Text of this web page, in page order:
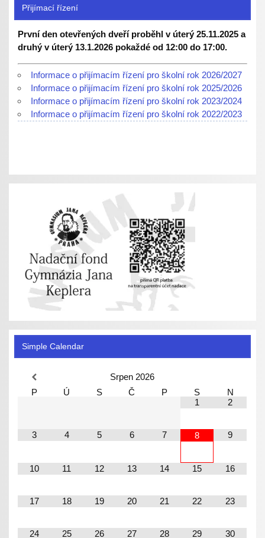
Přijímací řízení
První den otevřených dveří proběhl v úterý 25.11.2025 a
druhý v úterý 13.1.2026 pokaždé od 12:00 do 17:00.
Informace o přijímacím řízení pro školní rok 2026/2027
Informace o přijímacím řízení pro školní rok 2025/2026
Informace o přijímacím řízení pro školní rok 2023/2024
Informace o přijímacím řízení pro školní rok 2022/2023
Simple Calendar
Srpen 2026
P
Ú S Č P S
N
1
2
3 4 5 6 7 8 9
10 11 12 13 14 15 16
17 18 19 20 21 22 23
24 25 26 27 28 29 30